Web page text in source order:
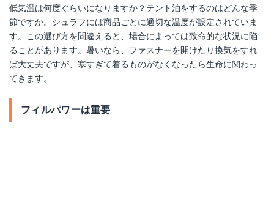
低気温は何度ぐらいになりますか？テント泊をするのはどんな季
節ですか。シュラフには商品ごとに適切な温度が設定されていま
す。この選び方を間違えると、場合によっては致命的な状況に陥
ることがあります。暑いなら、ファスナーを開けたり換気をすれ
ば大丈夫ですが、寒すぎて着るものがなくなったら生命に関わっ
てきます。
フィルパワーは重要